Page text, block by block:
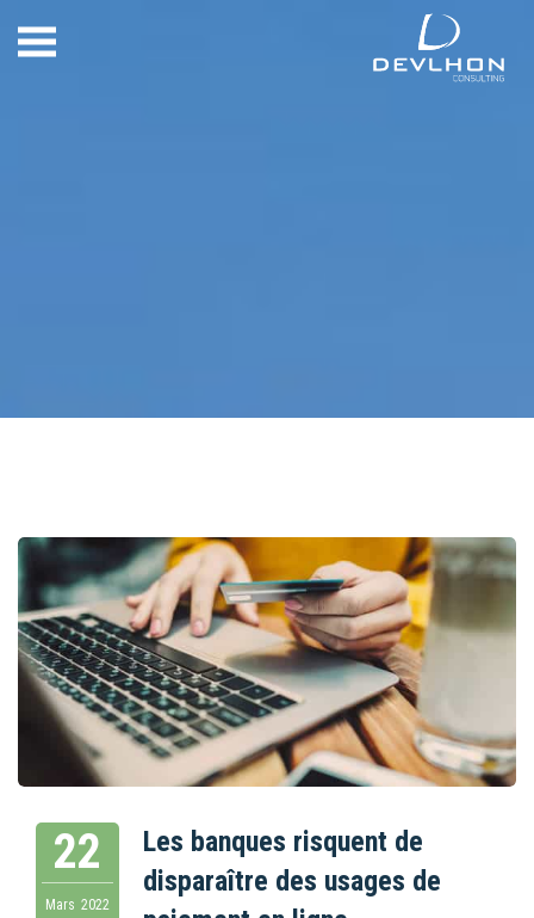
22
Mars 2022
Les banques risquent de
disparaître des usages de